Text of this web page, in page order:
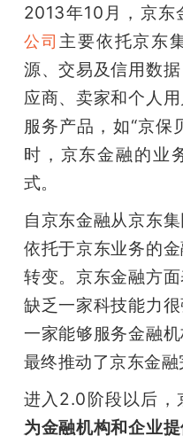
2013年10月，京东
公司 主要依托京东
源、交易及信用数
应商、卖家和个人
服务产品，如“京保
时，京东金融的业
式。
自京东金融从京东
依托于京东业务的
转变。京东金融方
缺乏一家科技能力
一家能够服务金融
最终推动了京东金融
进入2.0阶段以后
为金融机构和企业